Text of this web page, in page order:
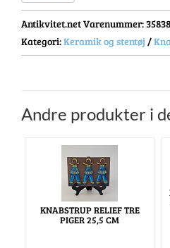
Antikvitet.net Varenummer:
Kategori:Keramik og stentøj /
Andre produkter i
KNABSTRUP RELIEF TRE
PIGER 25,5 CM